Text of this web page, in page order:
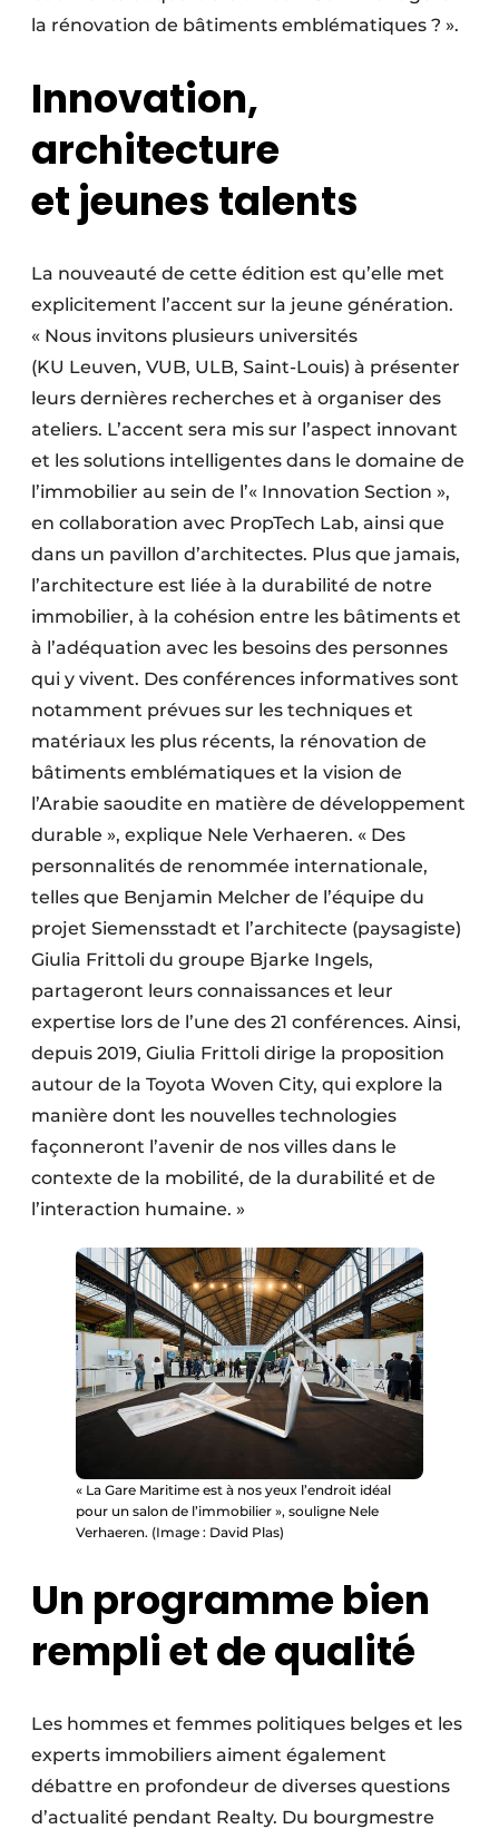
la rénovation de bâtiments emblématiques ? ».
Innovation,
architecture
et jeunes talents
La nouveauté de cette édition est qu’elle met
explicitement l’accent sur la jeune génération.
« Nous invitons plusieurs universités
(KU Leuven, VUB, ULB, Saint-Louis) à présenter
leurs dernières recherches et à organiser des
ateliers. L’accent sera mis sur l’aspect innovant
et les solutions intelligentes dans le domaine de
l’immobilier au sein de l’« Innovation Section »,
en collaboration avec PropTech Lab, ainsi que
dans un pavillon d’architectes. Plus que jamais,
l’architecture est liée à la durabilité de notre
immobilier, à la cohésion entre les bâtiments et
à l’adéquation avec les besoins des personnes
qui y vivent. Des conférences informatives sont
notamment prévues sur les techniques et
matériaux les plus récents, la rénovation de
bâtiments emblématiques et la vision de
l’Arabie saoudite en matière de développement
durable », explique Nele Verhaeren. « Des
personnalités de renommée internationale,
telles que Benjamin Melcher de l’équipe du
projet Siemensstadt et l’architecte (paysagiste)
Giulia Frittoli du groupe Bjarke Ingels,
partageront leurs connaissances et leur
expertise lors de l’une des 21 conférences. Ainsi,
depuis 2019, Giulia Frittoli dirige la proposition
autour de la Toyota Woven City, qui explore la
manière dont les nouvelles technologies
façonneront l’avenir de nos villes dans le
contexte de la mobilité, de la durabilité et de
l’interaction humaine. »
« La Gare Maritime est à nos yeux l’endroit idéal
pour un salon de l’immobilier », souligne Nele
Verhaeren. (Image : David Plas)
Un programme bien
rempli et de qualité
Les hommes et femmes politiques belges et les
experts immobiliers aiment également
débattre en profondeur de diverses questions
d’actualité pendant Realty. Du bourgmestre